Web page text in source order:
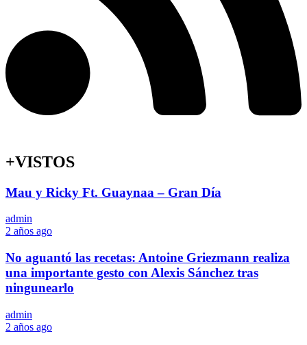
+VISTOS
Mau y Ricky Ft. Guaynaa – Gran Día
admin
2 años ago
No aguantó las recetas: Antoine Griezmann realiza
una importante gesto con Alexis Sánchez tras
ningunearlo
admin
2 años ago